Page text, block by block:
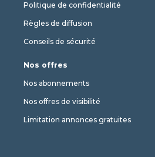
Politique de confidentialité
Règles de diffusion
Conseils de sécurité
Nos offres
Nos abonnements
Nos offres de visibilité
Limitation annonces gratuites